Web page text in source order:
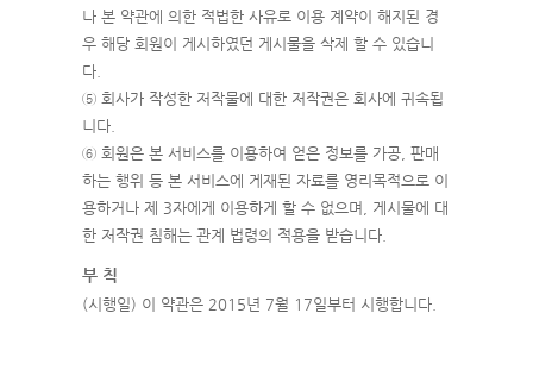
나 본 약관에 의한 적법한 사유로 이용 계약이 해지된 경
우 해당 회원이 게시하였던 게시물을 삭제 할 수 있습니
다.
⑤ 회사가 작성한 저작물에 대한 저작권은 회사에 귀속됩
니다.
⑥ 회원은 본 서비스를 이용하여 얻은 정보를 가공, 판매
하는 행위 등 본 서비스에 게재된 자료를 영리목적으로 이
용하거나 제 3자에게 이용하게 할 수 없으며, 게시물에 대
한 저작권 침해는 관계 법령의 적용을 받습니다.
부 칙
(시행일) 이 약관은 2015년 7월 17일부터 시행합니다.